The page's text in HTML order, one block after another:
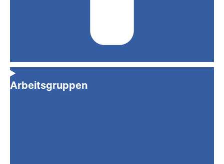
Arbeitsgruppen